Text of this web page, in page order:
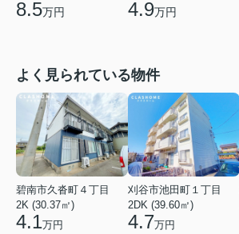
8.5万円 4.9万円
よく見られている物件
碧南市久沓町４丁目
2K (30.37㎡)
4.1万円
刈谷市池田町１丁目
2DK (39.60㎡)
4.7万円